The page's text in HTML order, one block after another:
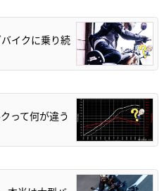
バイクに乗り続
って何が違う